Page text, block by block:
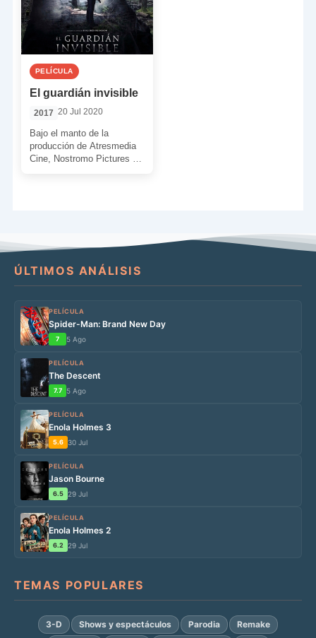
PELÍCULA
El guardián invisible
2017 20 Jul 2020
Bajo el manto de la
producción de Atresmedia
Cine, Nostromo Pictures y
ÚLTIMOS ANÁLISIS
PELÍCULA
Spider-Man: Brand New Day
7 5 Ago
PELÍCULA
The Descent
7.7 5 Ago
PELÍCULA
Enola Holmes 3
5.6 30 Jul
PELÍCULA
Jason Bourne
6.5 29 Jul
PELÍCULA
Enola Holmes 2
6.2 29 Jul
TEMAS POPULARES
3-D Shows y espectáculos Parodia
Remake